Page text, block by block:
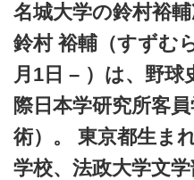
名城大学の鈴村裕
鈴村 裕輔（すずむ
月1日 – ）は、野球
際日本学研究所客
術）。 東京都生ま
学校、法政大学文